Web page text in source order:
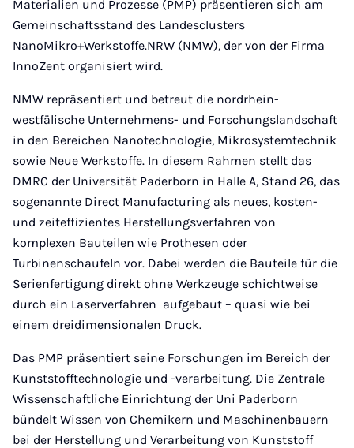
Materialien und Prozesse (PMP) präsentieren sich am
Gemeinschaftsstand des Landesclusters
NanoMikro+Werkstoffe.NRW (NMW), der von der Firma
InnoZent organisiert wird.
NMW repräsentiert und betreut die nordrhein-
westfälische Unternehmens- und Forschungslandschaft
in den Bereichen Nanotechnologie, Mikrosystemtechnik
sowie Neue Werkstoffe. In diesem Rahmen stellt das
DMRC der Universität Paderborn in Halle A, Stand 26, das
sogenannte Direct Manufacturing als neues, kosten-
und zeiteffizientes Herstellungsverfahren von
komplexen Bauteilen wie Prothesen oder
Turbinenschaufeln vor. Dabei werden die Bauteile für die
Serienfertigung direkt ohne Werkzeuge schichtweise
durch ein Laserverfahren aufgebaut – quasi wie bei
einem dreidimensionalen Druck.
Das PMP präsentiert seine Forschungen im Bereich der
Kunststofftechnologie und -verarbeitung. Die Zentrale
Wissenschaftliche Einrichtung der Uni Paderborn
bündelt Wissen von Chemikern und Maschinenbauern
bei der Herstellung und Verarbeitung von Kunststoff